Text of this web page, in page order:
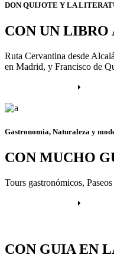
DON QUIJOTE Y LA
CON UN LIBRO
Ruta Cervantina desde
en Madrid, y Francisco de
Gastronomia, Naturaleza y
CON MUCHO
Tours gastronómicos,
CON GUIA EN